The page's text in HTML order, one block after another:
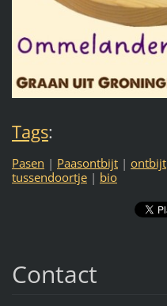
Tags:
Pasen | Paasontbijt | ontbijt
tussendoortje | bio
Contact